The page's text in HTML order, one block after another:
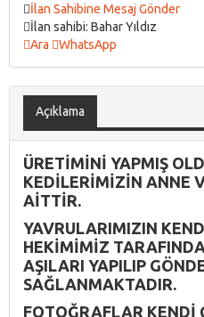
İlan Sahibine Mesaj Gönder
İlan sahibi: Bahar Yıldız
Ara
WhatsApp
Açıklama
ÜRETİMİNİ YAPMIŞ
KEDİLERİMİZİN ANNE
AİTTİR.
YAVRULARIMIZIN
HEKİMİMİZ
AŞILARI YAPILIP
SAĞLANMAKTADIR.
FOTOĞRAFLAR KENDİ